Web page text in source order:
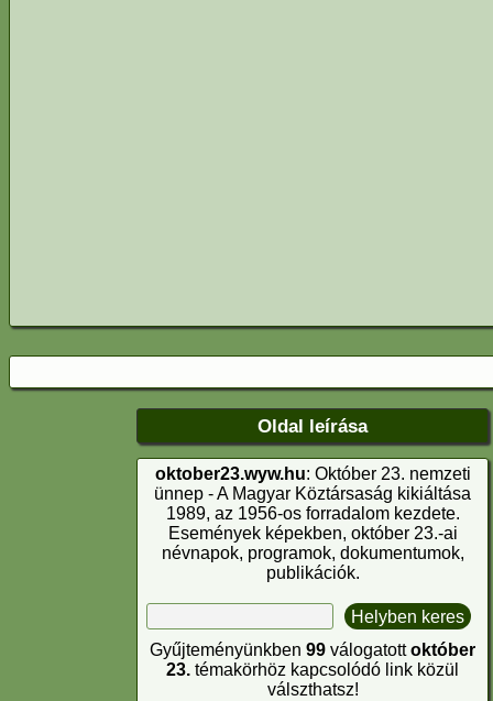
Oldal leírása
oktober23.wyw.hu: Október 23. nemzeti
ünnep - A Magyar Köztársaság kikiáltása
1989, az 1956-os forradalom kezdete.
Események képekben, október 23.-ai
névnapok, programok, dokumentumok,
publikációk.
Gyűjteményünkben 99 válogatottoktóber
23. témakörhöz kapcsolódó link közül
válszthatsz!